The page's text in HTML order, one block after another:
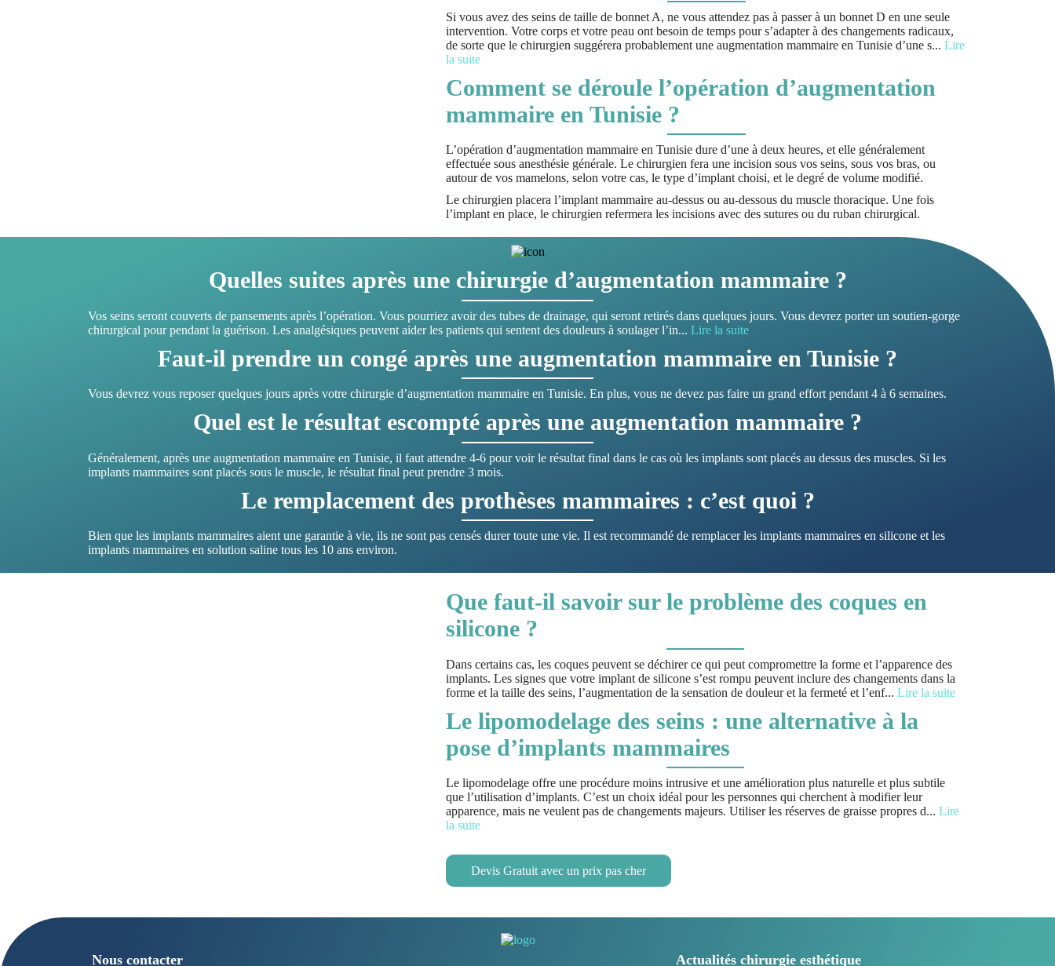
Si vous avez des seins de taille de bonnet A, ne vous attendez pas à passer à un bonnet D en une seule
intervention. Votre corps et votre peau ont besoin de temps pour s’adapter à des changements radicaux,
de sorte que le chirurgien suggérera probablement une augmentation mammaire en Tunisie d’une s... Lire
la suite
Comment se déroule l’opération d’augmentation
mammaire en Tunisie ?
L’opération d’augmentation mammaire en Tunisie dure d’une à deux heures, et elle généralement
effectuée sous anesthésie générale. Le chirurgien fera une incision sous vos seins, sous vos bras, ou
autour de vos mamelons, selon votre cas, le type d’implant choisi, et le degré de volume modifié.
Le chirurgien placera l’implant mammaire au-dessus ou au-dessous du muscle thoracique. Une fois
l’implant en place, le chirurgien refermera les incisions avec des sutures ou du ruban chirurgical.
Quelles suites après une chirurgie d’augmentation mammaire ?
Vos seins seront couverts de pansements après l’opération. Vous pourriez avoir des tubes de drainage, qui seront retirés dans quelques jours. Vous devrez porter un soutien-gorge
chirurgical pour pendant la guérison. Les analgésiques peuvent aider les patients qui sentent des douleurs à soulager l’in... Lire la suite
Faut-il prendre un congé après une augmentation mammaire en Tunisie ?
Vous devrez vous reposer quelques jours après votre chirurgie d’augmentation mammaire en Tunisie. En plus, vous ne devez pas faire un grand effort pendant 4 à 6 semaines.
Quel est le résultat escompté après une augmentation mammaire ?
Généralement, après une augmentation mammaire en Tunisie, il faut attendre 4-6 pour voir le résultat final dans le cas où les implants sont placés au dessus des muscles. Si les
implants mammaires sont placés sous le muscle, le résultat final peut prendre 3 mois.
Le remplacement des prothèses mammaires : c’est quoi ?
Bien que les implants mammaires aient une garantie à vie, ils ne sont pas censés durer toute une vie. Il est recommandé de remplacer les implants mammaires en silicone et les
implants mammaires en solution saline tous les 10 ans environ.
Que faut-il savoir sur le problème des coques en
silicone ?
Dans certains cas, les coques peuvent se déchirer ce qui peut compromettre la forme et l’apparence des
implants. Les signes que votre implant de silicone s’est rompu peuvent inclure des changements dans la
forme et la taille des seins, l’augmentation de la sensation de douleur et la fermeté et l’enf... Lire la suite
Le lipomodelage des seins : une alternative à la
pose d’implants mammaires
Le lipomodelage offre une procédure moins intrusive et une amélioration plus naturelle et plus subtile
que l’utilisation d’implants. C’est un choix idéal pour les personnes qui cherchent à modifier leur
apparence, mais ne veulent pas de changements majeurs. Utiliser les réserves de graisse propres d... Lire
la suite
Devis Gratuit avec un prix pas cher
Nous contacter Actualités chirurgie esthétique